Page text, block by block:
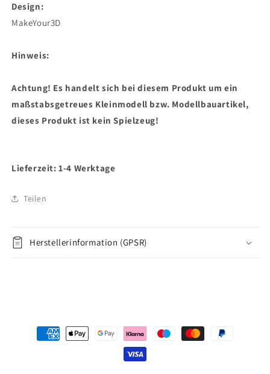
Design:
MakeYour3D
Hinweis:
Achtung! Es handelt sich bei diesem Produkt um ein
maßstabsgetreues Kleinmodell bzw. Modellbauartikel,
dieses Produkt ist kein Spielzeug!
Lieferzeit: 1-4 Werktage
Teilen
Herstellerinformation (GPSR)
Zahlungsmethoden